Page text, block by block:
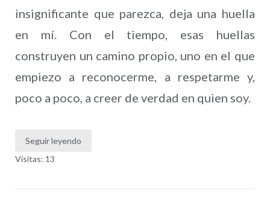
insignificante que parezca, deja una huella
en mí. Con el tiempo, esas huellas
construyen un camino propio, uno en el que
empiezo a reconocerme, a respetarme y,
poco a poco, a creer de verdad en quien soy.
Seguir leyendo
Visitas: 13